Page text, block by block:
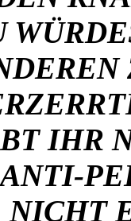
IHR